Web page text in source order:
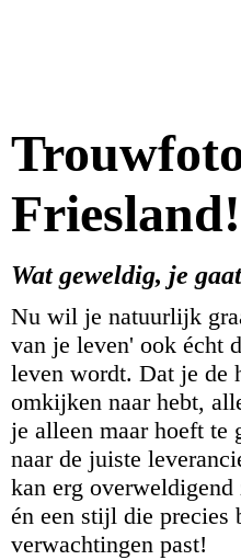
Friesland!
Wat geweldig, je
Nu wil je natuurlijk
van je leven' ook écht
leven wordt. Dat je de
omkijken naar hebt,
je alleen maar hoeft te
naar de juiste
kan erg
én een stijl die precies
verwachtingen past!